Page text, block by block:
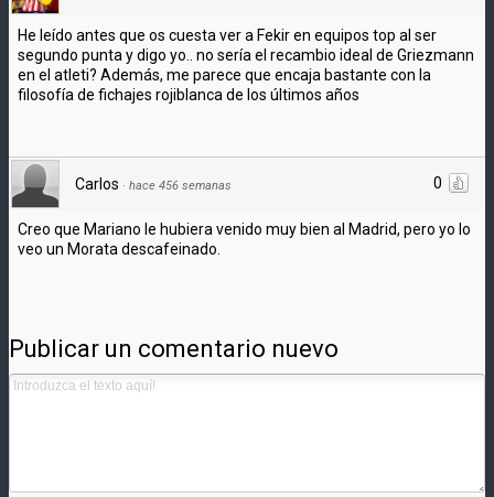
He leído antes que os cuesta ver a Fekir en equipos top al ser
segundo punta y digo yo.. no sería el recambio ideal de Griezmann
en el atleti? Además, me parece que encaja bastante con la
filosofía de fichajes rojiblanca de los últimos años
0
Carlos · hace 456 semanas
Creo que Mariano le hubiera venido muy bien al Madrid, pero yo lo
veo un Morata descafeinado.
Publicar un comentario nuevo